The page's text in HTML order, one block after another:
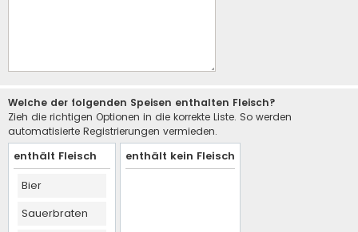
Welche der folgenden Speisen enthalten Fleisch?
Zieh die richtigen Optionen in die korrekte Liste. So werden
automatisierte Registrierungen vermieden.
enthält Fleisch
Bier
Sauerbraten
enthält kein Fleisch